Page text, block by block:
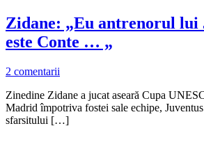
Zidane: „Eu antrenorul lui
este Conte … „
2 comentarii
Zinedine Zidane a jucat aseară Cupa
Madrid împotriva fostei sale echipe,
sfarsitului […]